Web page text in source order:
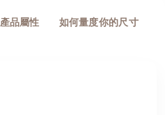
產品屬性 如何量度你的尺寸